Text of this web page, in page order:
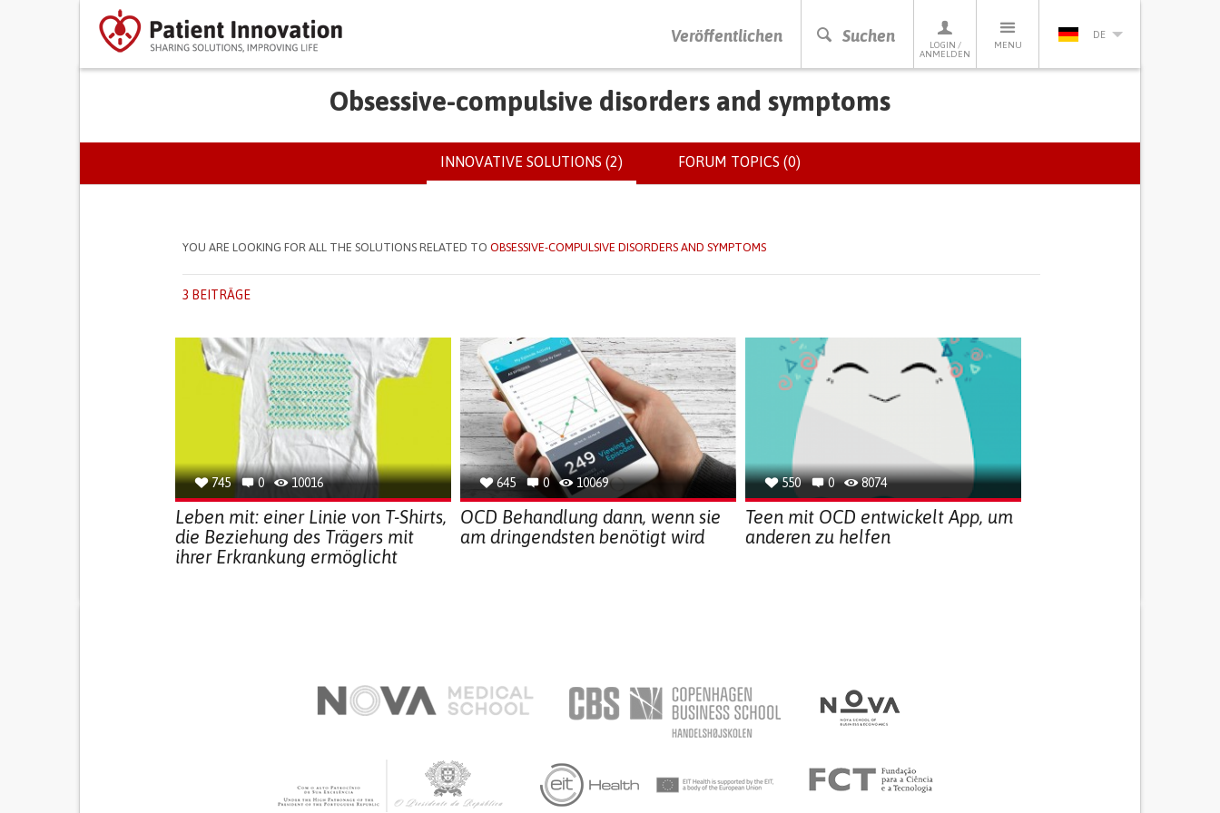
Veröffentlichen Suchen
LOGIN /
ANMELDEN
MENU
DE
DRÜCKEN SIE AUF ENTER UM DIE SUCHE ZU STARTEN
Obsessive-compulsive disorders and symptoms
PRIMARY TABS INNOVATIVE SOLUTIONS (2)
TAB)
FORUM TOPICS (0)
YOU ARE LOOKING FOR ALL THE SOLUTIONS RELATED TO OBSESSIVE-COMPULSIVE DISORDERS AND SYMPTOMS
3 BEITRÄGE
745 0 10016
Leben mit: einer Linie von T-Shirts,
die Beziehung des Trägers mit
ihrer Erkrankung ermöglicht
645 0 10069
OCD Behandlung dann, wenn sie
am dringendsten benötigt wird
550 0 8074
Teen mit OCD entwickelt App, um
anderen zu helfen